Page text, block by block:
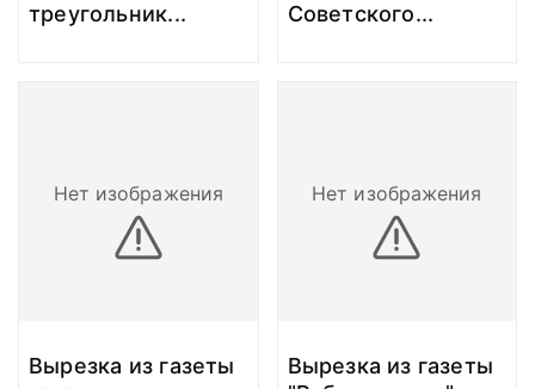
треугольник...
Советского...
Нет изображения
Вырезка из газеты
Нет изображения
Вырезка из газеты